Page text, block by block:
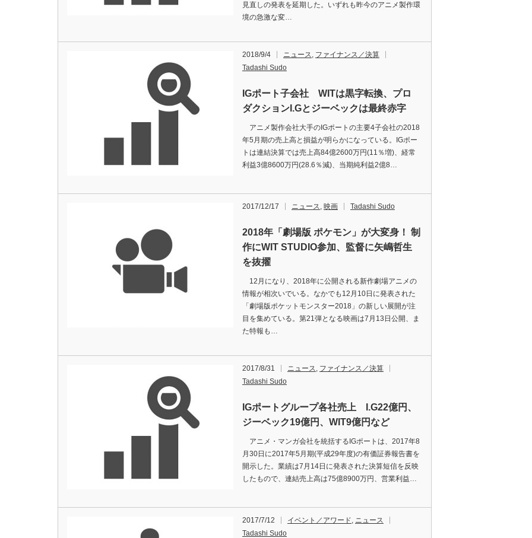
見直しの発表を延期した。いずれも昨今のアニメ製作環
境の急激な変…
2018/9/4 ニュース, ファイナンス／決算
Tadashi Sudo
IGポート子会社 WITは黒字転換、プロ
ダクションI.Gとジーベックは最終赤字
アニメ製作会社大手のIGポートの主要4子会社の2018
年5月期の売上高と損益が明らかになっている。IGポー
トは連結決算では売上高84億2600万円(11％増)、経常
利益3億8600万円(28.6％減)、当期純利益2億8…
2017/12/17 ニュース, 映画 Tadashi Sudo
2018年「劇場版 ポケモン」が大変身！ 制
作にWIT STUDIO参加、監督に矢嶋哲生
を抜擢
12月になり、2018年に公開される新作劇場アニメの
情報が相次いでいる。なかでも12月10日に発表された
「劇場版ポケットモンスター2018」の新しい展開が注
目を集めている。第21弾となる映画は7月13日公開、ま
た特報も…
2017/8/31 ニュース, ファイナンス／決算
Tadashi Sudo
IGポートグループ各社売上 I.G22億円、
ジーベック19億円、WIT9億円など
アニメ・マンガ会社を統括するIGポートは、2017年8
月30日に2017年5月期(平成29年度)の有価証券報告書を
開示した。業績は7月14日に発表された決算短信を反映
したもので、連結売上高は75億8900万円、営業利益…
2017/7/12 イベント／アワード, ニュース
Tadashi Sudo